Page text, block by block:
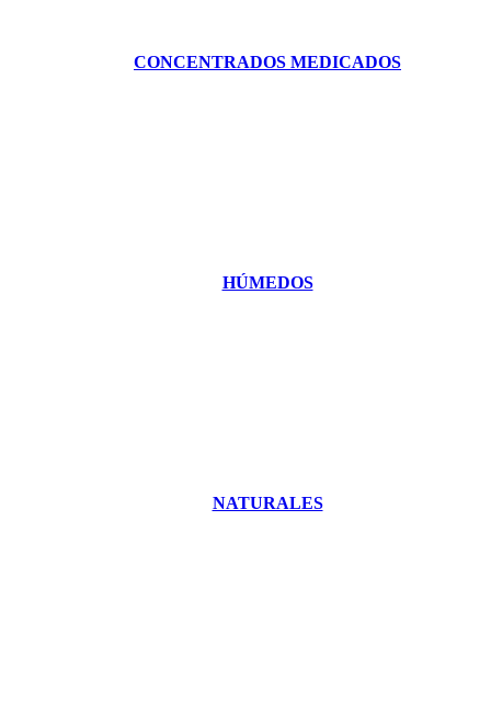
CONCENTRADOS MEDICADOS
HÚMEDOS
NATURALES